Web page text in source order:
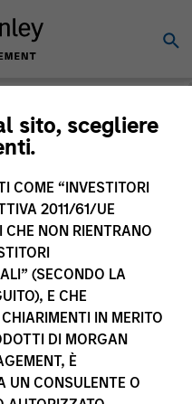
sito, scegliere
COME “INVESTITORI
2011/61/UE
CHE NON RIENTRANO
(SECONDO LA
E CHE
IN MERITO
DI MORGAN
È
UN CONSULENTE O
promozionale.
indicatore affidabile dei
aumentare o diminuire